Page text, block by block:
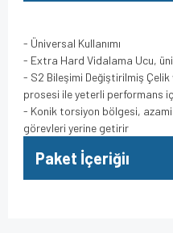
- Üniversal Kullanımı
- Extra Hard Vidalama Ucu,
- S2 Bileşimi Değiştirilmiş Çelik
prosesi ile yeterli performans
- Konik torsiyon bölgesi,
görevleri yerine getirir
Paket İçeriğiı